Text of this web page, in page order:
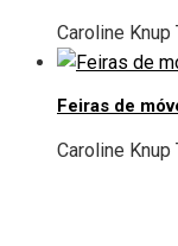
Caroline Knup
Feiras de
Caroline Knup